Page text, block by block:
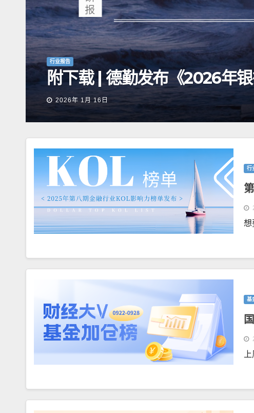
行业报告
附下载 | 德勤发布《2026年
2026年 1月 16日
行
想
基
上